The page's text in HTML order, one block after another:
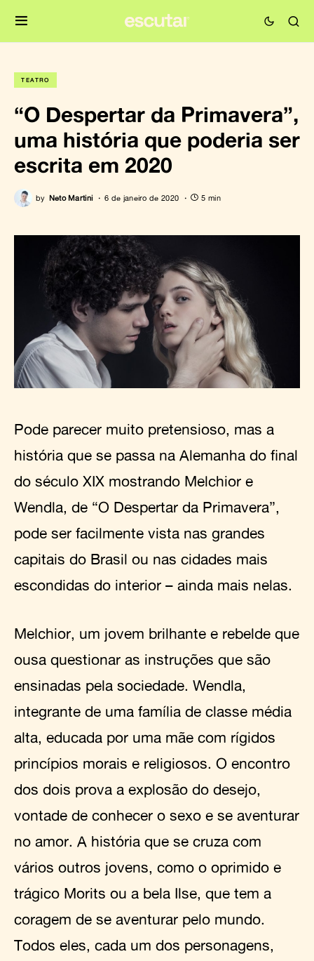
TEATRO
“O Despertar da Primavera”,
uma história que poderia ser
escrita em 2020
by Neto Martini 6 de janeiro de 2020 5 min
Pode parecer muito pretensioso, mas a
história que se passa na Alemanha do final
do século XIX mostrando Melchior e
Wendla, de “O Despertar da Primavera”,
pode ser facilmente vista nas grandes
capitais do Brasil ou nas cidades mais
escondidas do interior – ainda mais nelas.
Melchior, um jovem brilhante e rebelde que
ousa questionar as instruções que são
ensinadas pela sociedade. Wendla,
integrante de uma família de classe média
alta, educada por uma mãe com rígidos
princípios morais e religiosos. O encontro
dos dois prova a explosão do desejo,
vontade de conhecer o sexo e se aventurar
no amor. A história que se cruza com
vários outros jovens, como o oprimido e
trágico Morits ou a bela Ilse, que tem a
coragem de se aventurar pelo mundo.
Todos eles, cada um dos personagens,